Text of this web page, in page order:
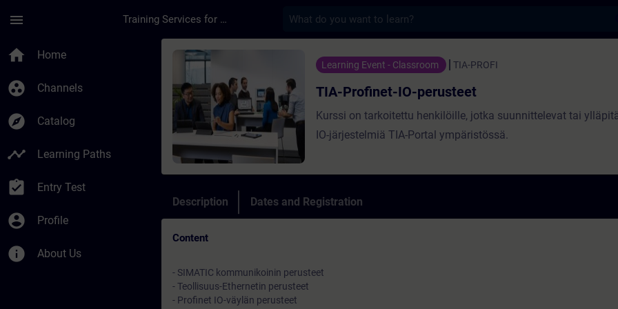
menu Training Services for Digital Industries
home Home
group_work Channels
explore Catalog
timeline Learning Paths
assignment_turned_in Entry Test
account_circle Profile
info About Us
Course - TIA-Profinet-IO-perusteet - Training - Training -
Learning Event - Classroom TIA-PROFI
TIA-Profinet-IO-perusteet
Kurssi on tarkoitettu henkilöille, jotka suunnittelevat tai
IO-järjestelmiä TIA-Portal ympäristössä.
Description Dates and Registration
Content
- SIMATIC kommunikoinin perusteet
- Teollisuus-Ethernetin perusteet
- Profinet IO-väylän perusteet